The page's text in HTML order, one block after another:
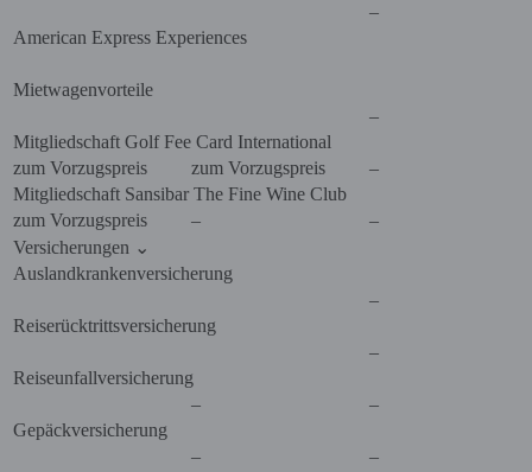
–
American Express Experiences
Mietwagenvorteile
–
Mitgliedschaft Golf Fee Card International
zum Vorzugspreis
zum Vorzugspreis
–
Mitgliedschaft Sansibar The Fine Wine Club
zum Vorzugspreis
–
–
Versicherungen ⌄
Auslandkrankenversicherung
–
Reiserücktrittsversicherung
–
Reiseunfallversicherung
–
–
Gepäckversicherung
–
–